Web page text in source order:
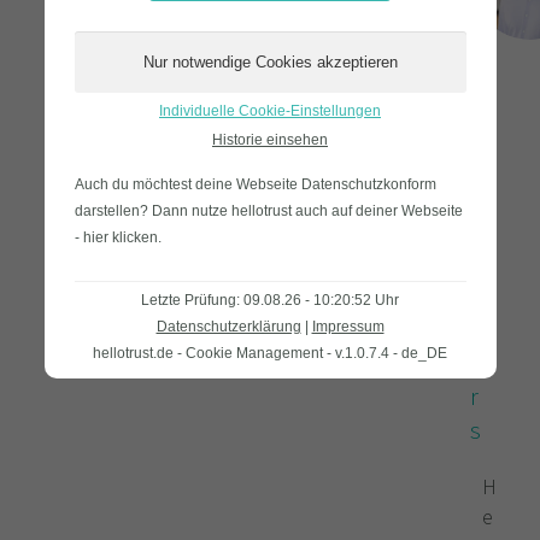
r
s
H
e
Individuelle Cookie-Einstellungen
Historie einsehen
Auch du möchtest deine Webseite Datenschutzkonform
darstellen? Dann nutze hellotrust auch auf deiner Webseite
- hier klicken
Letzte Prüfung: 09.08.26 - 10:20:52 Uhr
Datenschutzerklärung | Impressum
hellotrust.de - Cookie Management - v.1.0.7.4 - de_DE